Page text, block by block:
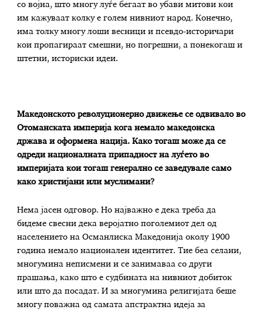
со војна, што многу луѓе бегаат во убави митови кои
им кажуваат колку е голем нивниот народ. Конечно,
има толку многу лоши весници и псевдо-историчари
кои пропагираат смешни, но погрешни, а понекогаш и
штетни, историски идеи.
Македонското револуционерно движење се одвивало во
Отоманската империја кога немало македонска
држава и оформена нација. Како тогаш може да се
одреди националната припадност на луѓето во
империјата кои тогаш генерално се заведувале само
како христијани или муслимани?
Нема јасен одговор. Но најважно е дека треба да
бидеме свесни дека веројатно поголемиот дел од
населението на Османлиска Македонија околу 1900
година немало национален идентитет. Тие беа селани,
многумина неписмени и се занимаваа со други
прашања, како што е судбината на нивниот добиток
или што да посадат. И за многумина религијата беше
многу поважна од самата апстрактна идеја за